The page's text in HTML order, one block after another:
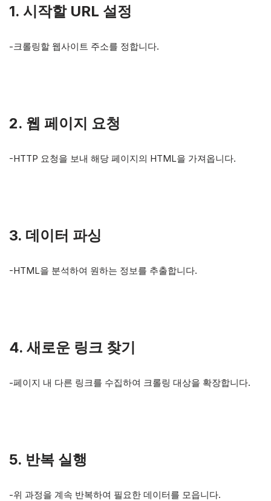
1. 시작할 URL 설정
-크롤링할 웹사이트 주소를 정합니다.
2. 웹 페이지 요청
-HTTP 요청을 보내 해당 페이지의 HTML을 가져옵니다.
3. 데이터 파싱
-HTML을 분석하여 원하는 정보를 추출합니다.
4. 새로운 링크 찾기
-페이지 내 다른 링크를 수집하여 크롤링 대상을 확장합니다.
5. 반복 실행
-위 과정을 계속 반복하여 필요한 데이터를 모읍니다.